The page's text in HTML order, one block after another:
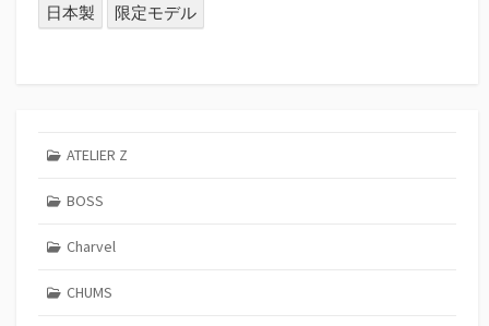
日本製
限定モデル
ATELIER Z
BOSS
Charvel
CHUMS